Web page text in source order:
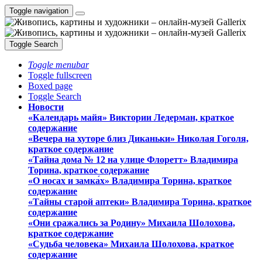
Toggle navigation
Toggle Search
Toggle menubar
Toggle fullscreen
Boxed page
Toggle Search
Новости
«Календарь майя» Виктории Ледерман, краткое
содержание
«Вечера на хуторе близ Диканьки» Николая Гоголя,
краткое содержание
«Тайна дома № 12 на улице Флоретт» Владимира
Торина, краткое содержание
«О носах и замка́х» Владимира Торина, краткое
содержание
«Тайны старой аптеки» Владимира Торина, краткое
содержание
«Они сражались за Родину» Михаила Шолохова,
краткое содержание
«Судьба человека» Михаила Шолохова, краткое
содержание